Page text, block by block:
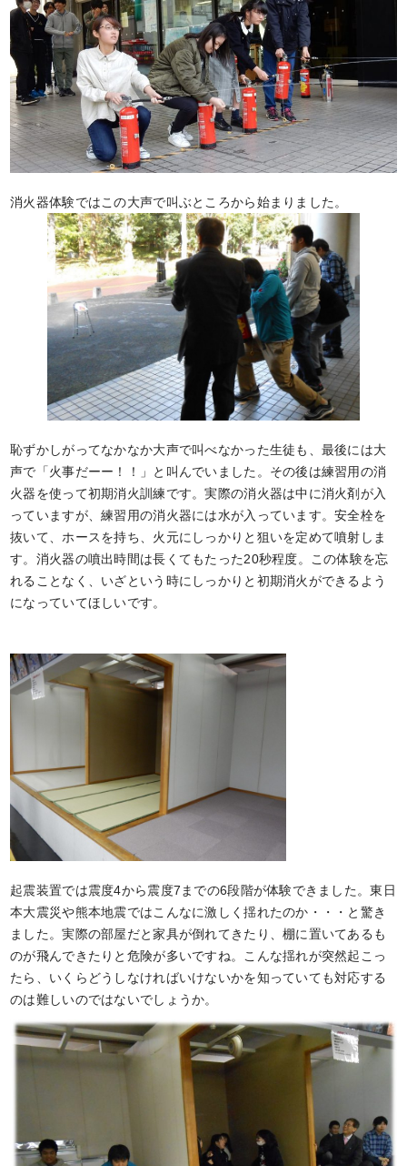
消火器体験ではこの大声で叫ぶところから始まりました。
恥ずかしがってなかなか大声で叫べなかった生徒も、最後には大
声で「火事だーー！！」と叫んでいました。その後は練習用の消
火器を使って初期消火訓練です。実際の消火器は中に消火剤が入
っていますが、練習用の消火器には水が入っています。安全栓を
抜いて、ホースを持ち、火元にしっかりと狙いを定めて噴射しま
す。消火器の噴出時間は長くてもたった20秒程度。この体験を忘
れることなく、いざという時にしっかりと初期消火ができるよう
になっていてほしいです。
起震装置では震度4から震度7までの6段階が体験できました。東日
本大震災や熊本地震ではこんなに激しく揺れたのか・・・と驚き
ました。実際の部屋だと家具が倒れてきたり、棚に置いてあるも
のが飛んできたりと危険が多いですね。こんな揺れが突然起こっ
たら、いくらどうしなければいけないかを知っていても対応する
のは難しいのではないでしょうか。